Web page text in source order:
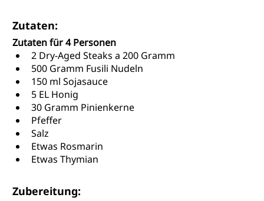
Zutaten:
Zutaten für 4 Personen
2 Dry-Aged Steaks a 200 Gramm
500 Gramm Fusili Nudeln
150 ml Sojasauce
5 EL Honig
30 Gramm Pinienkerne
Pfeffer
Salz
Etwas Rosmarin
Etwas Thymian
Zubereitung: